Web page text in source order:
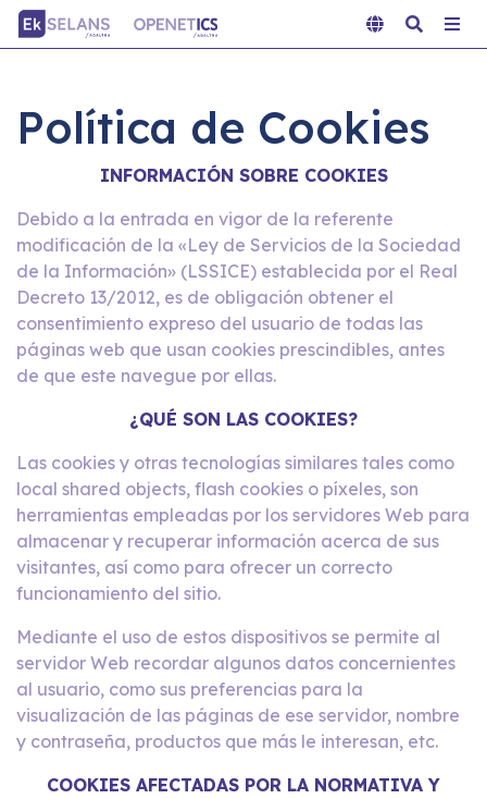
Política de Cookies
INFORMACIÓN SOBRE COOKIES
Debido a la entrada en vigor de la referente
modificación de la «Ley de Servicios de la Sociedad
de la Información» (LSSICE) establecida por el Real
Decreto 13/2012, es de obligación obtener el
consentimiento expreso del usuario de todas las
páginas web que usan cookies prescindibles, antes
de que este navegue por ellas.
¿QUÉ SON LAS COOKIES?
Las cookies y otras tecnologías similares tales como
local shared objects, flash cookies o píxeles, son
herramientas empleadas por los servidores Web para
almacenar y recuperar información acerca de sus
visitantes, así como para ofrecer un correcto
funcionamiento del sitio.
Mediante el uso de estos dispositivos se permite al
servidor Web recordar algunos datos concernientes
al usuario, como sus preferencias para la
visualización de las páginas de ese servidor, nombre
y contraseña, productos que más le interesan, etc.
COOKIES AFECTADAS POR LA NORMATIVA Y